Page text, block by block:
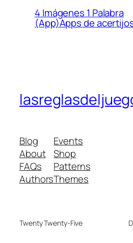
4 Imágenes 1 Palabra
(App)Apps de
Blog
About
FAQs
Authors
Events
Shop
Patterns
Themes
Twenty Twenty-Five